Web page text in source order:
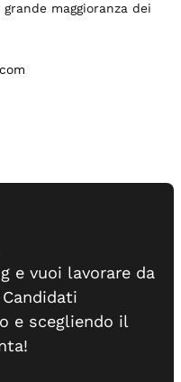
maggioranza dei
e vuoi lavorare da
e scegliendo il